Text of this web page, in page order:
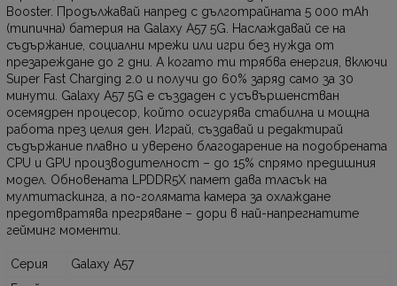
Booster. Продължавай напред с дълготрайната 5 000 mAh
(типична) батерия на Galaxy A57 5G. Наслаждавай се на
съдържание, социални мрежи или игри без нужда от
презареждане до 2 дни. А когато ти трябва енергия, включи
Super Fast Charging 2.0 и получи до 60% заряд само за 30
минути. Galaxy A57 5G е създаден с усъвършенстван
осемядрен процесор, който осигурява стабилна и мощна
работа през целия ден. Играй, създавай и редактирай
съдържание плавно и уверено благодарение на подобрената
CPU и GPU производителност – до 15% спрямо предишния
модел. Обновената LPDDR5X памет дава тласък на
мултитаскинга, а по-голямата камера за охлаждане
предотвратява прегряване – дори в най-напрегнатите
гейминг моменти.
Серия
Galaxy A57